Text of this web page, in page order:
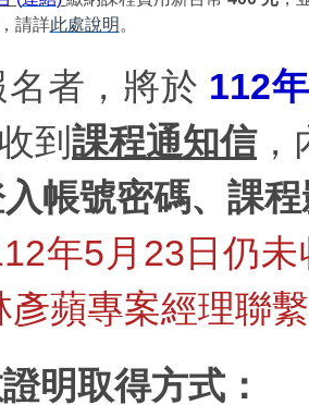
請詳此處說明 。
者，將於 112
收到 課程通知信，
帳號密碼、課程
年5月23日仍未
彥蘋專案經理聯
明取得方式：